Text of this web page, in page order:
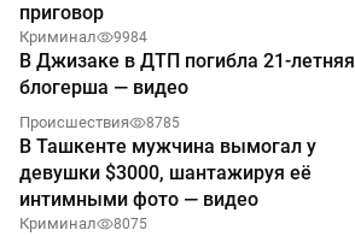
приговор
Криминал 9984
В Джизаке в ДТП погибла 21-летняя
блогерша — видео
Происшествия 8785
В Ташкенте мужчина вымогал у
девушки $3000, шантажируя её
интимными фото — видео
Криминал 8075